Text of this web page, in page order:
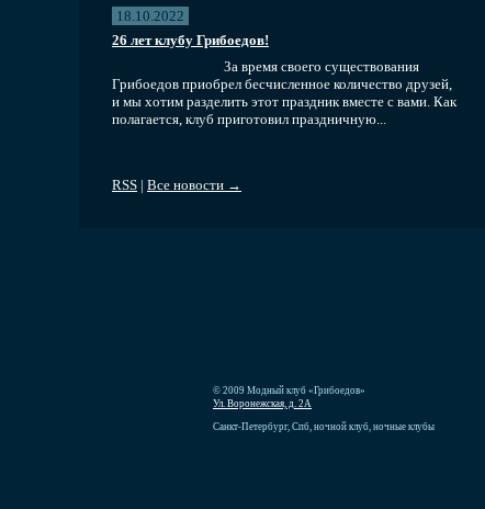
18.10.2022
26 лет клубу Грибоедов!
За время своего существования
Грибоедов приобрел бесчисленное количество друзей,
и мы хотим разделить этот праздник вместе с вами. Как
полагается, клуб приготовил праздничную...
RSS | Все новости →
© 2009 Модный клуб «Грибоедов»
Ул. Воронежская, д. 2А
Санкт-Петербург, Спб, ночной клуб, ночные клубы